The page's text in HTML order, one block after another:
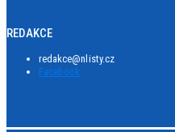
REDAKCE
redakce@nlisty.cz
Facebook